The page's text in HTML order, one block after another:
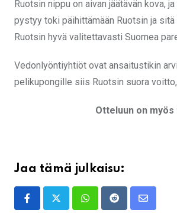
Ruotsin nippu on aivan jäätävän kova,
pystyy toki päihittämään Ruotsin ja
Ruotsin hyvä valitettavasti Suomea
Vedonlyöntiyhtiöt ovat ansaitustikin
pelikupongille siis Ruotsin suora
Otteluun on
Jaa tämä julkaisu:
WhatsappRedditShare